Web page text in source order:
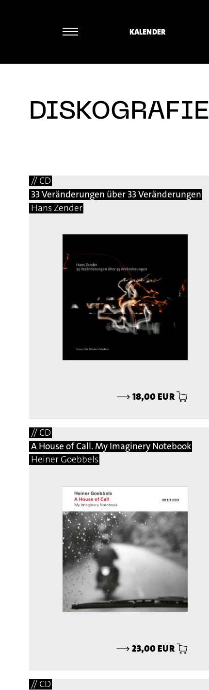
KALENDER
DISKOGRAFIE
// CD
33 Veränderungen über 33 Veränderungen
Hans Zender
⟶ 18,00 EUR
// CD
A House of Call. My Imaginery Notebook
Heiner Goebbels
⟶ 23,00 EUR
// CD